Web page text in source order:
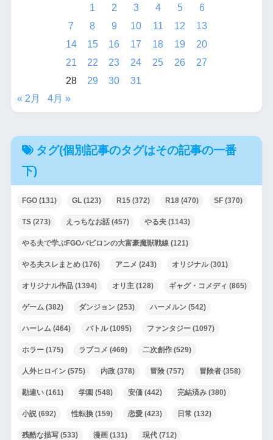
1
2 3 4 5
6
7
8 9 10 11 12
13
14
15 16 17 18 19
20
21
22 23 24 25 26
27
28
29 30
31
« 2月
4月 »
タグ(個別記事のタグはその記事の一番
下)
FGO(131) GL(123) R15(372) R18(470) SF(370)
TS(273) えっちなお話(457) やる夫(1143)
やる夫で学ぶFGOバビロンの大富豪魔獣戦線(121)
やる夫スレまとめ(176) アニメ (243) オリジナル(301)
オリジナル作品(1394) オリ主(128) ギャグ・コメディ (865)
ゲーム (382) ダンジョン(253) ハーメルン(542)
ハーレム (464) バトル(1095) ファンタジー(1097)
ホラー(175) ラブコメ (469) 二次創作(529)
人外ヒロイン(575) 内政(378) 冒険(757) 冒険者(358)
勘違い(161) 学園 (548) 安価(442) 完結済み(380)
小説(692) 性転換(159) 恋愛(423) 日常 (132)
残酷な描写(533) 漫画(131) 現代(712)